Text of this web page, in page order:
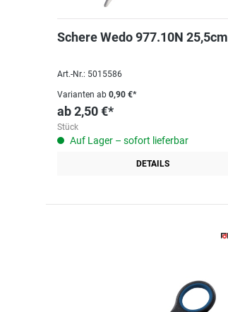
Schere Wedo 977.10N 25,5cm
Art.-Nr.: 5015586
Varianten ab 0,90 €*
ab2,50 €*
Stück
Auf Lager – sofort lieferbar
DETAILS